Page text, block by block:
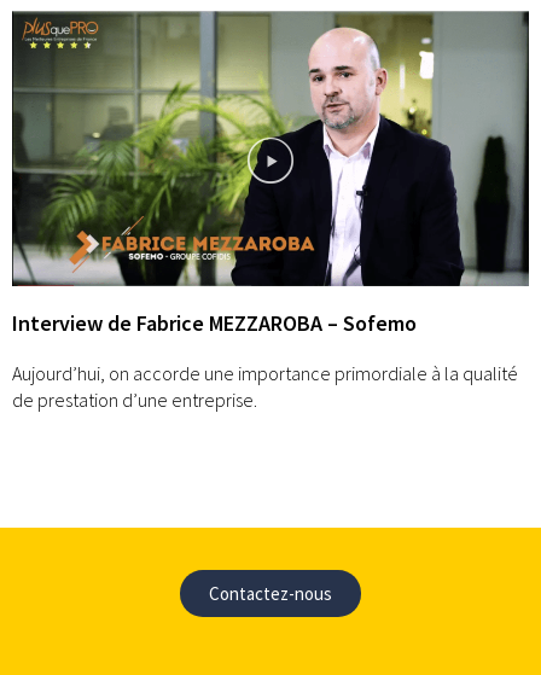
Interview de Fabrice MEZZAROBA – Sofemo
Aujourd’hui, on accorde une importance primordiale à la qualité
de prestation d’une entreprise.
Contactez-nous